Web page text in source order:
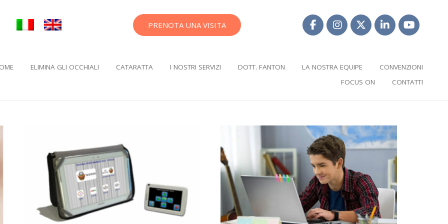
PRENOTA UNA VISITA
ELIMINA GLI OCCHIALI CATARATTA I NOSTRI SERVIZI DOTT. FANTON LA NOSTRA EQUIPE
CONVENZIONI
FOCUS ON
CONTATTI